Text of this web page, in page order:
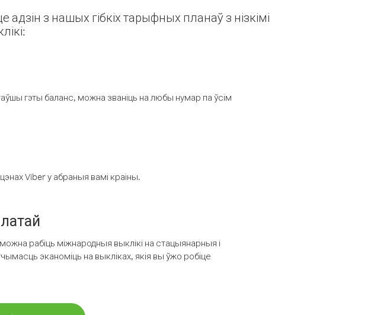
з нашых гібкіх тарыфных планаў з нізкімі
гэты баланс, можна званіць на любы нумар па ўсім
Viber у абраныя вамі краіны.
рабіць міжнародныя выклікі на стацыянарныя і
эканоміць на выкліках, якія вы ўжо робіце